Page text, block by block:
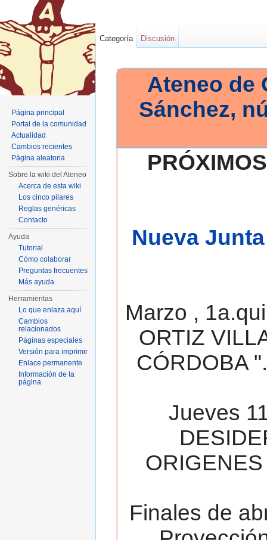
Ateneo de
Sánchez,
Nueva
Marzo ,
ORTIZ
CÓRDOBA
Jueves
Finales de
Categoría Discusión
Página principal
Portal de la comunidad
Actualidad
Cambios recientes
Página aleatoria
Sobre la wiki del Ateneo
Acerca de esta wiki
Los cinco pilares
Reglas genéricas
Contacto
Ayuda
Tutorial
Cómo colaborar
Preguntas frecuentes
Más ayuda
Herramientas
Lo que enlaza aquí
Cambios
relacionados
Páginas especiales
Versión para imprimir
Enlace permanente
Información de la
página